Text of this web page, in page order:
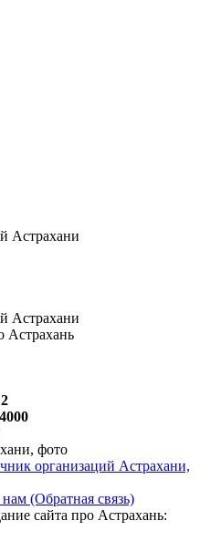
Астрахани
Астрахани
Астрахань
организаций Астрахани,
(Обратная связь)
сайта про Астрахань: